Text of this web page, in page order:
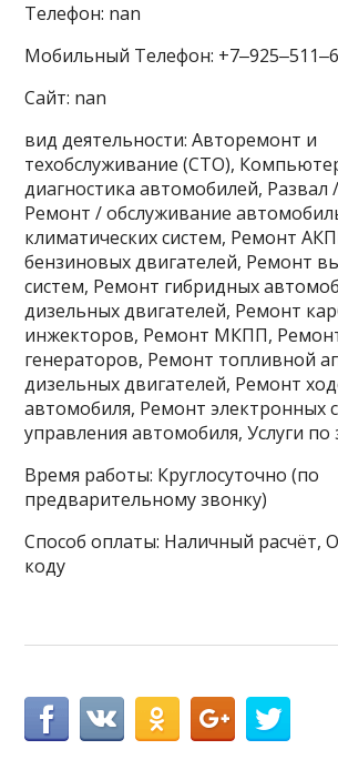
Телефон: nan
Мобильный Телефон:
Сайт: nan
вид деятельности: Авторемонт и
техобслуживание (СТО),
диагностика автомобилей, Развал
Ремонт / обслуживание
климатических систем, Ремонт
бензиновых двигателей, Ремонт
систем, Ремонт гибридных
дизельных двигателей, Ремонт
инжекторов, Ремонт МКПП,
генераторов, Ремонт топливной
дизельных двигателей, Ремонт
автомобиля, Ремонт электронных
управления автомобиля, Услуги по
Время работы: Круглосуточно (по
предварительному звонку)
Способ оплаты: Наличный расчёт,
коду